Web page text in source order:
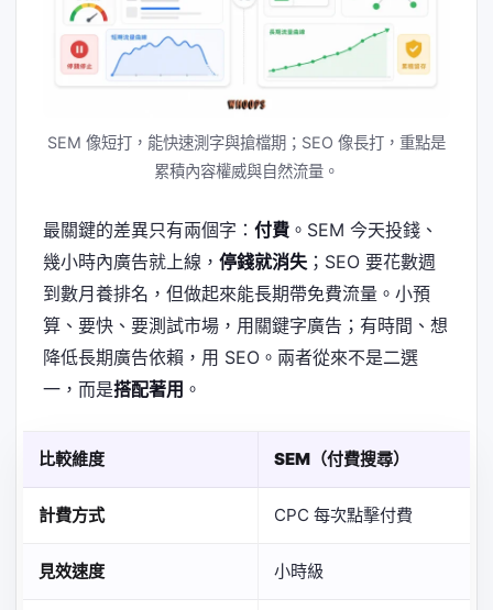
SEM 像短打，能快速測字與搶檔期；SEO 像長打，重點是
累積內容權威與自然流量。
最關鍵的差異只有兩個字： 付費 。SEM 今天投錢、
幾小時內廣告就上線， 停錢就消失 ；SEO 要花數週
到數月養排名，但做起來能長期帶免費流量。小預
算、要快、要測試市場，用關鍵字廣告；有時間、想
降低長期廣告依賴，用 SEO。兩者從來不是二選
一，而是搭配著用 。
比較維度 SEM（付費搜尋）
計費方式 CPC 每次點擊付費
見效速度 小時級